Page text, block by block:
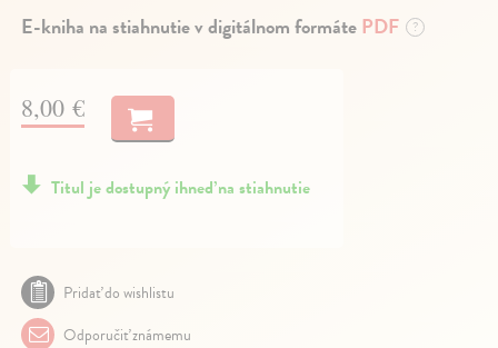
E-kniha na stiahnutie v digitálnom formátePDF ?
8,00 €
Titul je dostupný ihneď na stiahnutie
Pridať do wishlistu
Odporučiť známemu